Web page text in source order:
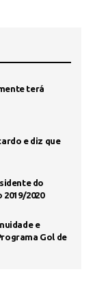
terá
e diz que
do
2020
e
Gol de